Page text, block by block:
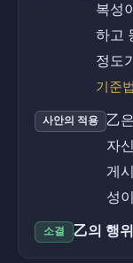
복성
하고
정도
기준
사안의 적용
乙
자
게
성
소결 乙의 행